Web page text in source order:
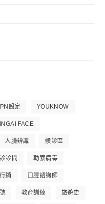
設定 YOUKNOW
FACE
人臉辨識 候診區
診間 勒索病毒
銷 口腔諮詢師
教育訓練 旅遊史